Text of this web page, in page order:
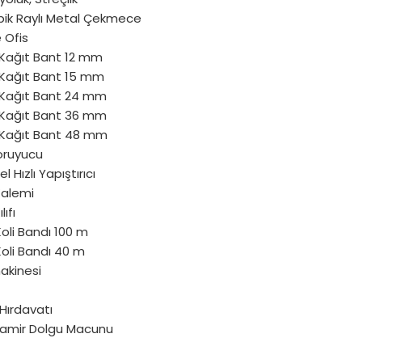
Raylı Metal Çekmece
Ofis
Bant 12 mm
Bant 15 mm
Bant 24 mm
Bant 36 mm
Bant 48 mm
Yapıştırıcı
Bandı 100 m
Bandı 40 m
Dolgu Macunu